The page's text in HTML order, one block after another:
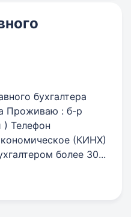
бухгалтера
Проживаю : б-р
Телефон
(КИНХ)
более 30...